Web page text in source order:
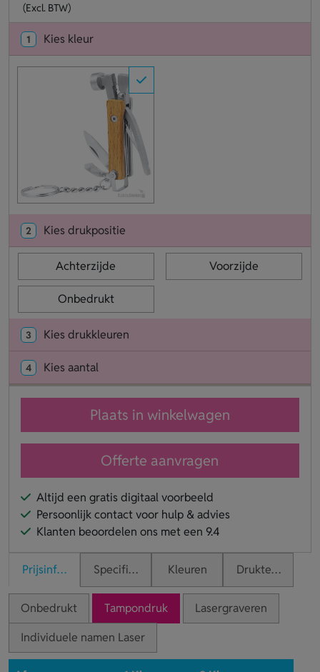
(Excl. BTW)
1 Kies kleur
2 Kies drukpositie
Achterzijde Voorzijde
Onbedrukt
3 Kies drukkleuren
4 Kies aantal
Plaats in winkelwagen
Offerte aanvragen
Altijd een gratis digitaal voorbeeld
Persoonlijk contact voor hulp & advies
Klanten beoordelen ons met een 9.4
PrijsinformatieSpecificaties Kleuren Druktechnieken
Onbedrukt Tampondruk
Lasergraveren
Individuele namen Laser